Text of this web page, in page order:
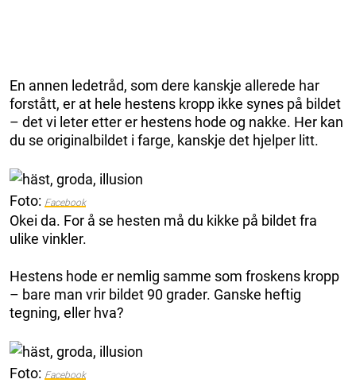
En annen ledetråd, som dere kanskje allerede har
forstått, er at hele hestens kropp ikke synes på bildet
– det vi leter etter er hestens hode og nakke. Her kan
du se originalbildet i farge, kanskje det hjelper litt.
Foto: Facebook
Okei da. For å se hesten må du kikke på bildet fra
ulike vinkler.
Hestens hode er nemlig samme som froskens kropp
– bare man vrir bildet 90 grader. Ganske heftig
tegning, eller hva?
Foto: Facebook